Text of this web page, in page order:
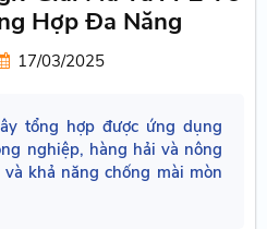
Hợp Đa Năng
17/03/2025
tổng hợp được ứng dụng
nghiệp, hàng hải và nông
khả năng chống mài mòn